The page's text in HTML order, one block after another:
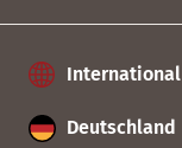
International
Deutschland